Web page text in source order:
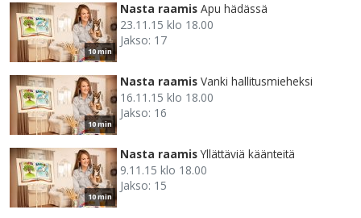
10 min
Nasta raamis Apu hädässä
23.11.15 klo 18.00
Jakso: 17
10 min
Nasta raamis Vanki hallitusmieheksi
16.11.15 klo 18.00
Jakso: 16
10 min
Nasta raamis Yllättäviä käänteitä
9.11.15 klo 18.00
Jakso: 15